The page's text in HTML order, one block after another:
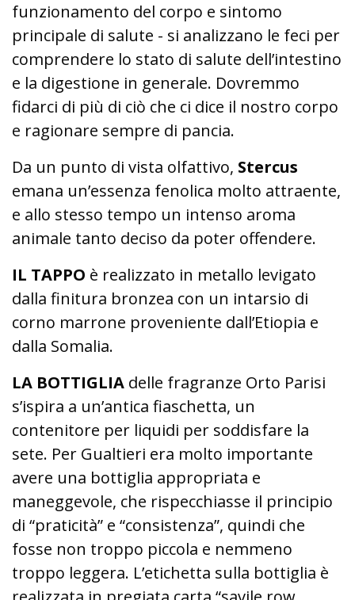
funzionamento del corpo e sintomo
principale di salute - si analizzano le feci per
comprendere lo stato di salute dell’intestino
e la digestione in generale. Dovremmo
fidarci di più di ciò che ci dice il nostro corpo
e ragionare sempre di pancia.
Da un punto di vista olfattivo, Stercus
emana un’essenza fenolica molto attraente,
e allo stesso tempo un intenso aroma
animale tanto deciso da poter offendere.
IL TAPPO è realizzato in metallo levigato
dalla finitura bronzea con un intarsio di
corno marrone proveniente dall’Etiopia e
dalla Somalia.
LA BOTTIGLIA delle fragranze Orto Parisi
s’ispira a un’antica fiaschetta, un
contenitore per liquidi per soddisfare la
sete. Per Gualtieri era molto importante
avere una bottiglia appropriata e
maneggevole, che rispecchiasse il principio
di “praticità” e “consistenza”, quindi che
fosse non troppo piccola e nemmeno
troppo leggera. L’etichetta sulla bottiglia è